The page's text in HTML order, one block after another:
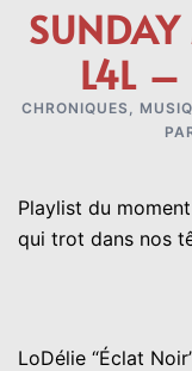
L4L
CHRONIQUES
Playlist du
qui trot dans nos
LoDélie “Éclat